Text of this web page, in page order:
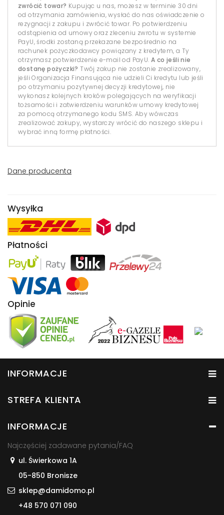
zwrócić towar? Kupując u nas, możesz w terminie 30 dni
od otrzymania zamówienia, wysłać do nas oświadczenie o
rezygnacji z zakupu i zwrócić towar. Po potwierdzeniu
odstąpienia od umowy oraz zleceniu zwrotu w systemie
PayU, środki zostaną przekazane bezpośrednio na
rachunek pożyczkodawcy powiązany z kredytem, a Ty
otrzymasz potwierdzenie e-mail od PayU. A co jeśli nie
dostanę pożyczki? Twój zakup nie zostanie zrealizowany,
jeśli Organizacja Finansująca nie udzieli Ci kredytu lub jeśli
po otrzymaniu pozytywnej decyzji kredytowej, nie
wykonasz kolejnych kroków polegających na weryfikacji
tożsamości i zatwierdzeniu warunków umowy kredytowej
za pomocą otrzymanego kodu SMS. Aby wówczas
zrealizować zakupy, wystarczy wrócić do naszego sklepu i
wybrać inną formę płatności.
Dane producenta
Wysyłka
Płatności
Opinie
INFORMACJE
STREFA KLIENTA
INFORMACJE
Najczęściej zadawane pytania/FAQ
ul. Świerkowa 1A
05-850 Bronisze
sklep@damidomo.pl
+48 570 071 090